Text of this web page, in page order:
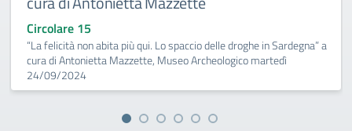
Circolare 15
“La felicità non abita più qui. Lo spaccio delle droghe in Sardegna” a
cura di Antonietta Mazzette, Museo Archeologico martedì
24/09/2024